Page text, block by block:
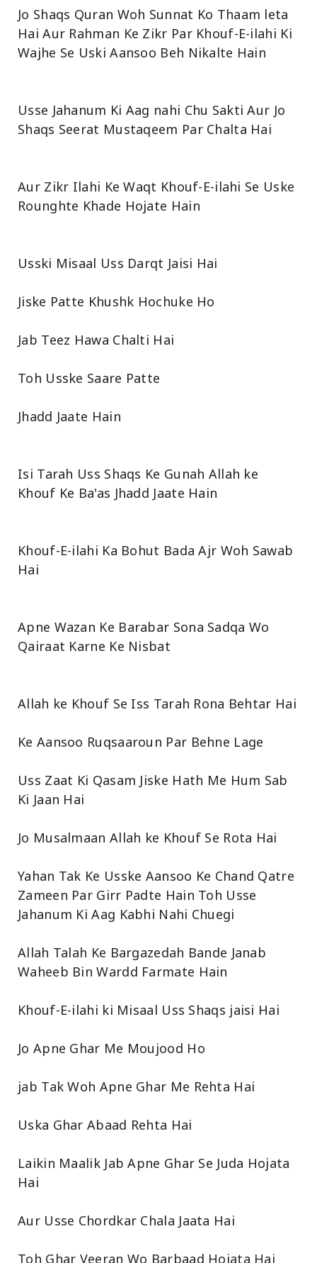
Jo Shaqs Quran Woh Sunnat Ko Thaam leta
Hai Aur Rahman Ke Zikr Par Khouf-E-ilahi Ki
Wajhe Se Uski Aansoo Beh Nikalte Hain
Usse Jahanum Ki Aag nahi Chu Sakti Aur Jo
Shaqs Seerat Mustaqeem Par Chalta Hai
Aur Zikr Ilahi Ke Waqt Khouf-E-ilahi Se Uske
Rounghte Khade Hojate Hain
Usski Misaal Uss Darqt Jaisi Hai
Jiske Patte Khushk Hochuke Ho
Jab Teez Hawa Chalti Hai
Toh Usske Saare Patte
Jhadd Jaate Hain
Isi Tarah Uss Shaqs Ke Gunah Allah ke
Khouf Ke Ba'as Jhadd Jaate Hain
Khouf-E-ilahi Ka Bohut Bada Ajr Woh Sawab
Hai
Apne Wazan Ke Barabar Sona Sadqa Wo
Qairaat Karne Ke Nisbat
Allah ke Khouf Se Iss Tarah Rona Behtar Hai
Ke Aansoo Ruqsaaroun Par Behne Lage
Uss Zaat Ki Qasam Jiske Hath Me Hum Sab
Ki Jaan Hai
Jo Musalmaan Allah ke Khouf Se Rota Hai
Yahan Tak Ke Usske Aansoo Ke Chand Qatre
Zameen Par Girr Padte Hain Toh Usse
Jahanum Ki Aag Kabhi Nahi Chuegi
Allah Talah Ke Bargazedah Bande Janab
Waheeb Bin Wardd Farmate Hain
Khouf-E-ilahi ki Misaal Uss Shaqs jaisi Hai
Jo Apne Ghar Me Moujood Ho
jab Tak Woh Apne Ghar Me Rehta Hai
Uska Ghar Abaad Rehta Hai
Laikin Maalik Jab Apne Ghar Se Juda Hojata
Hai
Aur Usse Chordkar Chala Jaata Hai